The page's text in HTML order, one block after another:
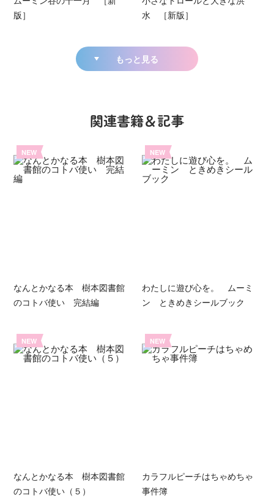
版］
水 ［新版］
もっと見る
関連書籍＆記事
NEW
なんとかなる本 樹本図書館
のコトバ使い 完結編
NEW
わたしに遊び心を。 ムーミ
ン ときめきシールブック
NEW
なんとかなる本 樹本図書館
のコトバ使い（５）
NEW
カラフルピーチはちゃめちゃ
事件簿